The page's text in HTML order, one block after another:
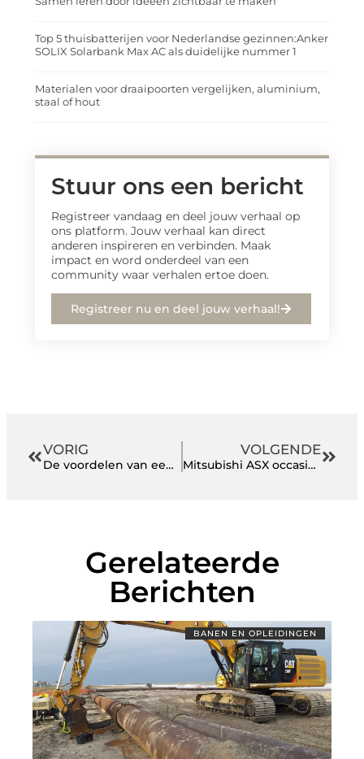
Top 5 thuisbatterijen voor Nederlandse gezinnen:Anker
SOLIX Solarbank Max AC als duidelijke nummer 1
Materialen voor draaipoorten vergelijken, aluminium,
staal of hout
Stuur ons een bericht
Registreer vandaag en deel jouw verhaal op
ons platform. Jouw verhaal kan direct
anderen inspireren en verbinden. Maak
impact en word onderdeel van een
community waar verhalen ertoe doen.
Registreer nu en deel jouw verhaal!
VORIG
De voordelen van een hardcover boek drukken boven een E-book uitgeven
VOLGENDE
Mitsubishi ASX occasion
Gerelateerde
Berichten
BANEN EN OPLEIDINGEN